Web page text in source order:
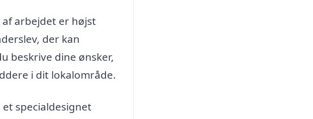
arbejdet er højst
der kan
beskrive dine ønsker,
i dit lokalområde.
specialdesignet